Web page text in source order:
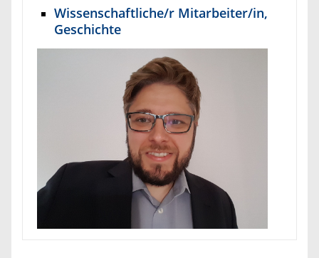
Wissenschaftliche/r Mitarbeiter/in,
Geschichte